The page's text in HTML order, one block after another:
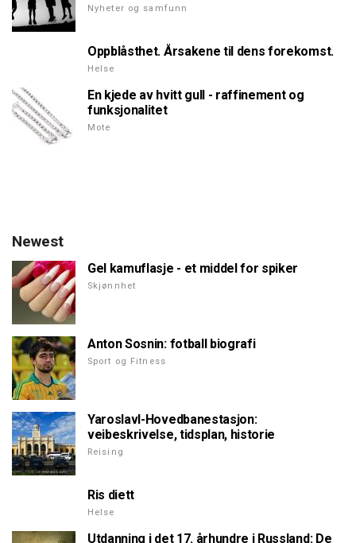
Nyheter og samfunn
Oppblåsthet. Årsakene til dens forekomst.
Helse
En kjede av hvitt gull - raffinement og
funksjonalitet
Mote
Newest
Gel kamuflasje - et middel for spiker
Skjønnhet
Anton Sosnin: fotball biografi
Sport og Fitness
Yaroslavl-Hovedbanestasjon:
veibeskrivelse, tidsplan, historie
Reising
Ris diett
Helse
Utdanning i det 17. århundre i Russland: De